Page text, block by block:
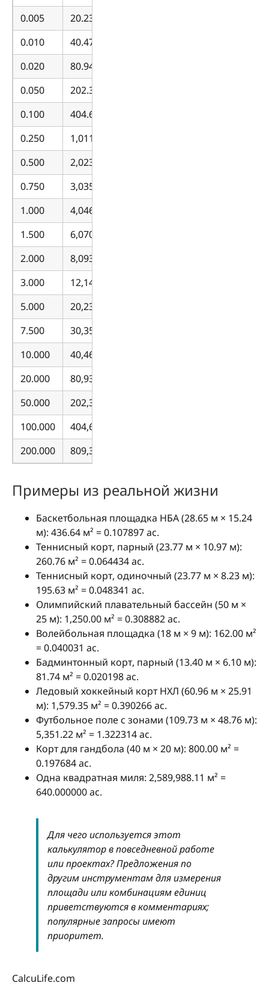
0.005
20.23
0.010
40.47
0.020
80.94
0.050
202.34
0.100
404.69
0.250
1,011.71
0.500
2,023.43
0.750
3,035.14
1.000
4,046.86
1.500
6,070.28
2.000
8,093.71
3.000
12,140.57
5.000
20,234.28
7.500
30,351.42
10.000
40,468.56
20.000
80,937.13
50.000
202,342.82
100.000
404,685.64
200.000
809,371.28
Примеры из реальной жизни
Баскетбольная площадка НБА (28.65 м × 15.24
м): 436.64 м² = 0.107897 ac.
Теннисный корт, парный (23.77 м × 10.97 м):
260.76 м² = 0.064434 ac.
Теннисный корт, одиночный (23.77 м × 8.23 м):
195.63 м² = 0.048341 ac.
Олимпийский плавательный бассейн (50 м ×
25 м): 1,250.00 м² = 0.308882 ac.
Волейбольная площадка (18 м × 9 м): 162.00 м²
= 0.040031 ac.
Бадминтонный корт, парный (13.40 м × 6.10 м):
81.74 м² = 0.020198 ac.
Ледовый хоккейный корт НХЛ (60.96 м × 25.91
м): 1,579.35 м² = 0.390266 ac.
Футбольное поле с зонами (109.73 м × 48.76 м):
5,351.22 м² = 1.322314 ac.
Корт для гандбола (40 м × 20 м): 800.00 м² =
0.197684 ac.
Одна квадратная миля: 2,589,988.11 м² =
640.000000 ac.
Для чего используется этот
калькулятор в повседневной работе
или проектах? Предложения по
другим инструментам для измерения
площади или комбинациям единиц
приветствуются в комментариях;
популярные запросы имеют
приоритет.
CalcuLife.com